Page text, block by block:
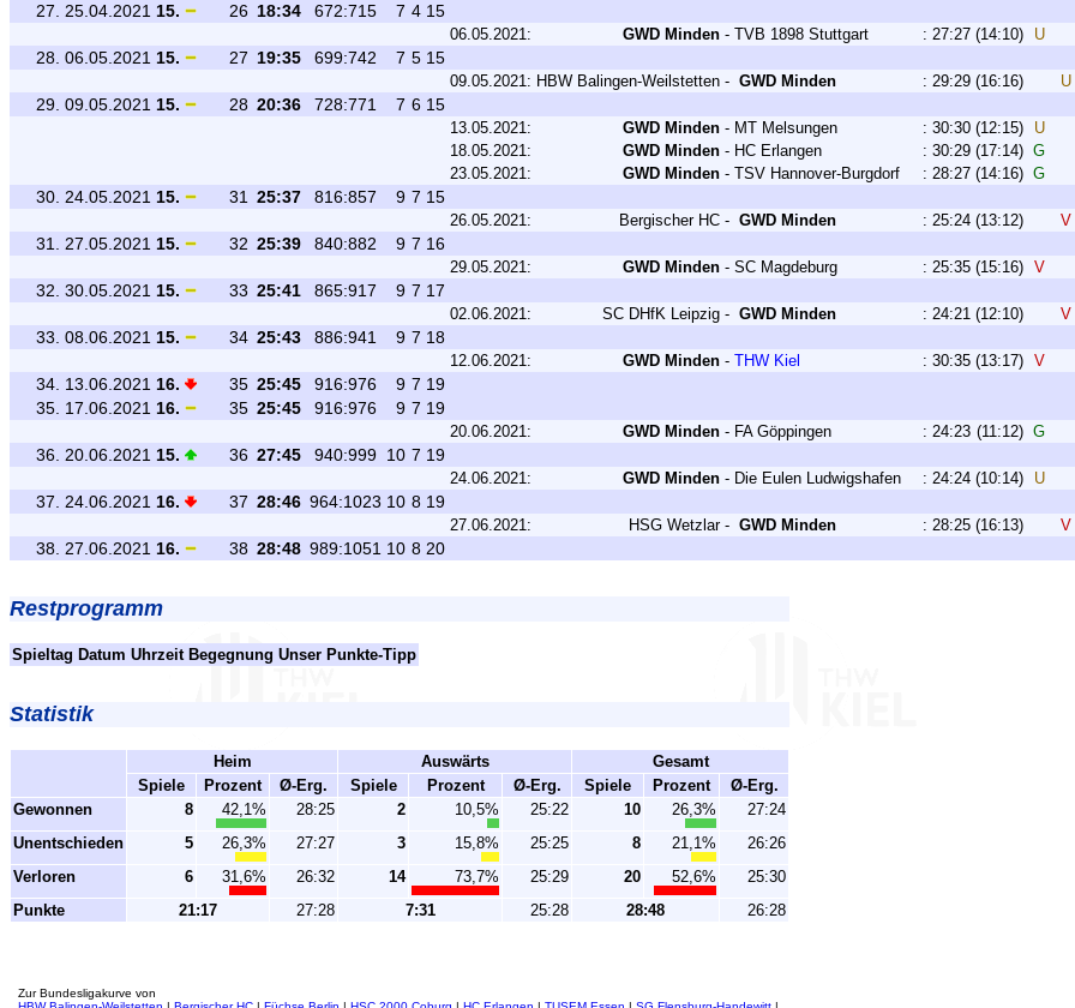
27. 25.04.2021 15. 26 18:34 672:715 7 4 15
06.05.2021: GWD Minden - TVB 1898 Stuttgart : 27:27 (14:10) U
28. 06.05.2021 15. 27 19:35 699:742 7 5 15
09.05.2021: HBW Balingen-Weilstetten - GWD Minden : 29:29 (16:16) U
29. 09.05.2021 15. 28 20:36 728:771 7 6 15
13.05.2021: GWD Minden - MT Melsungen : 30:30 (12:15)
U
18.05.2021:
GWD Minden - HC Erlangen : 30:29 (17:14) G
23.05.2021:
GWD Minden - TSV Hannover-Burgdorf : 28:27 (14:16) G
30. 24.05.2021 15. 31 25:37 816:857 9 7 15
26.05.2021: Bergischer HC - GWD Minden : 25:24 (13:12) V
31. 27.05.2021 15. 32 25:39 840:882 9 7 16
29.05.2021: GWD Minden - SC Magdeburg : 25:35 (15:16) V
32. 30.05.2021 15. 33 25:41 865:917 9 7 17
02.06.2021: SC DHfK Leipzig - GWD Minden : 24:21 (12:10) V
33. 08.06.2021 15. 34 25:43 886:941 9 7 18
12.06.2021: GWD Minden - THW Kiel : 30:35 (13:17) V
34. 13.06.2021 16. 35 25:45 916:976 9 7 19
35. 17.06.2021 16. 35 25:45 916:976 9 7 19
20.06.2021: GWD Minden - FA Göppingen : 24:23 (11:12) G
36. 20.06.2021 15. 36 27:45 940:999 10 7 19
24.06.2021: GWD Minden - Die Eulen Ludwigshafen : 24:24 (10:14) U
37. 24.06.2021 16. 37 28:46 964:1023 10 8 19
27.06.2021: HSG Wetzlar - GWD Minden : 28:25 (16:13) V
38. 27.06.2021 16. 38 28:48 989:1051 10 8 20
Restprogramm
Spieltag Datum Uhrzeit Begegnung Unser Punkte-Tipp
Statistik
Heim Auswärts
Gesamt
Spiele
Prozent Ø-Erg. Spiele Prozent Ø-Erg. Spiele Prozent
Ø-Erg.
Gewonnen
8 42,1% 28:25 2 10,5% 25:22 10 26,3%
27:24
Unentschieden
5 26,3% 27:27 3 15,8% 25:25 8 21,1%
26:26
Verloren
6 31,6% 26:32 14 73,7% 25:29 20 52,6%
25:30
Punkte
21:17 27:28 7:31 25:28 28:48 26:28
Zur Bundesligakurve von